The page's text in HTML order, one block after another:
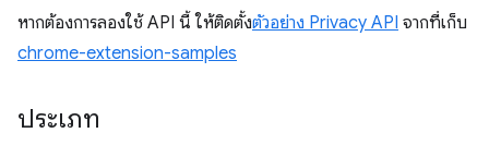
หากต้องการลองใช้ API นี้ ให้ติดตั้งตัวอย่าง Privacy API จากที่เก็บ
chrome-extension-samples
ประเภท